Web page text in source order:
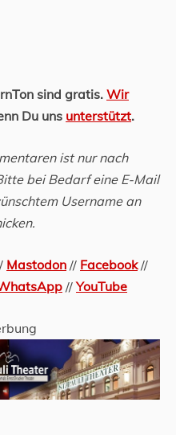
sind gratis. Wir
Du uns unterstützt.
ist nur nach
bei Bedarf eine E-Mail
Username an
Mastodon // Facebook//
//YouTube